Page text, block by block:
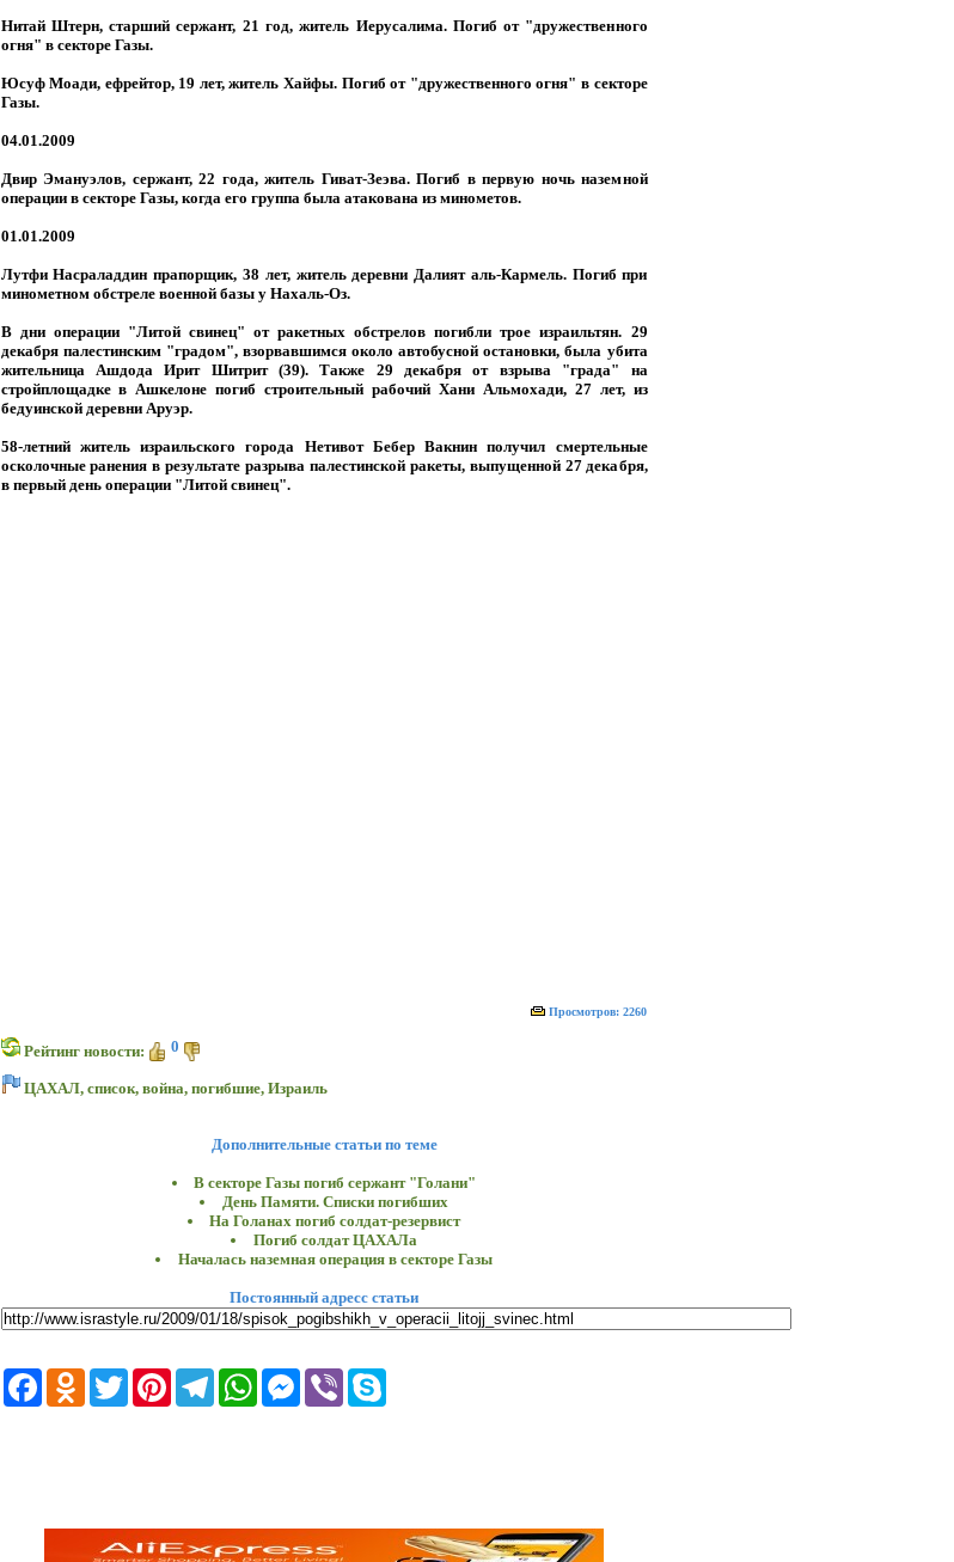
Нитай Штерн, старший сержант, 21 год, житель Иерусалима. Погиб от "дружественного
огня" в секторе Газы.
Юсуф Моади, ефрейтор, 19 лет, житель Хайфы. Погиб от "дружественного огня" в секторе
Газы.
04.01.2009
Двир Эмануэлов, сержант, 22 года, житель Гиват-Зеэва. Погиб в первую ночь наземной
операции в секторе Газы, когда его группа была атакована из минометов.
01.01.2009
Лутфи Насраладдин прапорщик, 38 лет, житель деревни Далият аль-Кармель. Погиб при
минометном обстреле военной базы у Нахаль-Оз.
В дни операции "Литой свинец" от ракетных обстрелов погибли трое израильтян. 29
декабря палестинским "градом", взорвавшимся около автобусной остановки, была убита
жительница Ашдода Ирит Шитрит (39). Также 29 декабря от взрыва "града" на
стройплощадке в Ашкелоне погиб строительный рабочий Хани Альмохади, 27 лет, из
бедуинской деревни Аруэр.
58-летний житель израильского города Нетивот Бебер Вакнин получил смертельные
осколочные ранения в результате разрыва палестинской ракеты, выпущенной 27 декабря,
в первый день операции "Литой свинец".
Просмотров: 2260
Рейтинг новости: 0
ЦАХАЛ, список, война, погибшие, Израиль
Дополнительные статьи по теме
В секторе Газы погиб сержант "Голани"
День Памяти. Списки погибших
На Голанах погиб солдат-резервист
Погиб солдат ЦАХАЛа
Началась наземная операция в секторе Газы
Постоянный адресс статьи
FacebookOdnoklassniki
TwitterPinterestTelegramWhatsAppMessenger
Viber Skype